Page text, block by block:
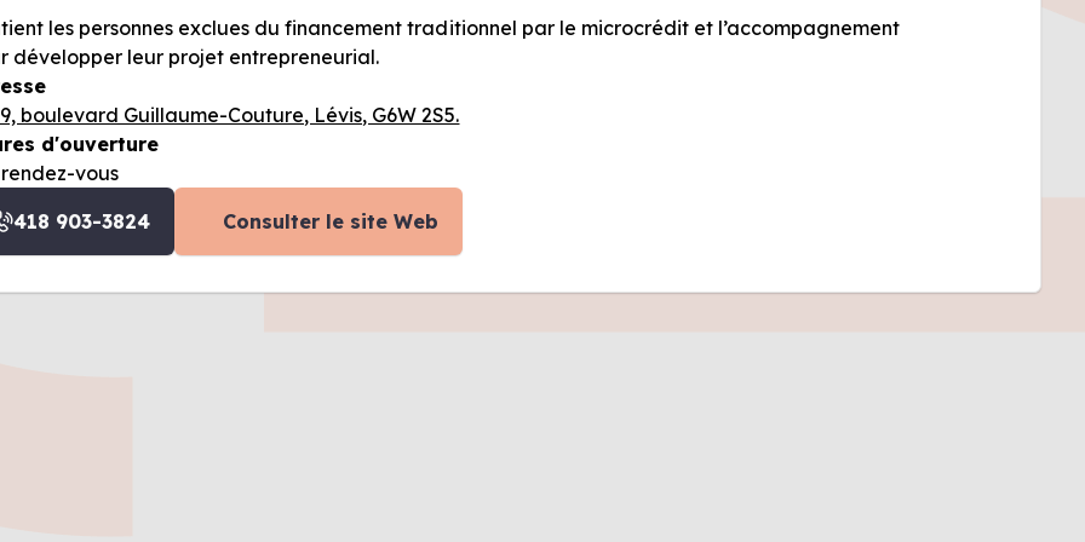
les personnes exclues du financement traditionnel par le microcrédit et l’accompagnement
développer leur projet entrepreneurial.
boulevard Guillaume-Couture, Lévis, G6W 2S5.
d'ouverture
vous
418 903-3824
Consulter le site Web